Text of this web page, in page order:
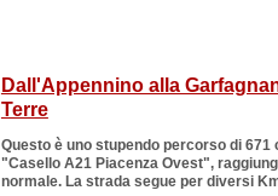
Dall'Appennino alla
Terre
Questo è uno stupendo percorso di
"Casello A21 Piacenza Ovest",
normale. La strada segue per diversi